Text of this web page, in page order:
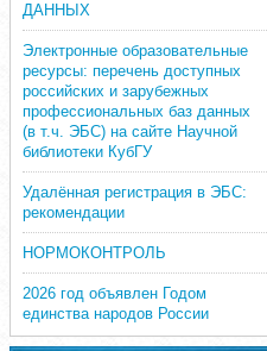
ДАННЫХ
Электронные образовательные
ресурсы: перечень доступных
российских и зарубежных
профессиональных баз данных
(в т.ч. ЭБС) на сайте Научной
библиотеки КубГУ
Удалённая регистрация в ЭБС:
рекомендации
НОРМОКОНТРОЛЬ
2026 год объявлен Годом
единства народов России